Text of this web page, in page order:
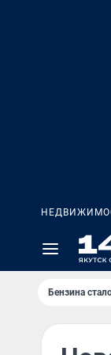
Бензина